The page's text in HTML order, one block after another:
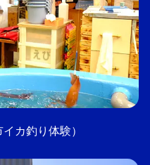
カ釣り体験）